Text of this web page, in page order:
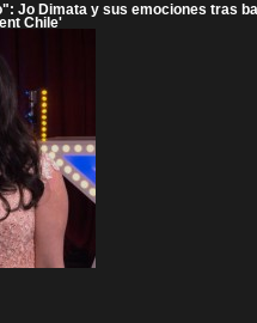
Jo Dimata y sus emociones tras
Chile'